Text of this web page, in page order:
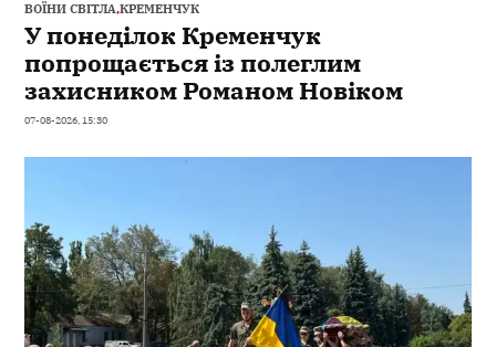
ВОЇНИ СВІТЛА,КРЕМЕНЧУК
У понеділок Кременчук
попрощається із полеглим
захисником Романом Новіком
07-08-2026, 15:30